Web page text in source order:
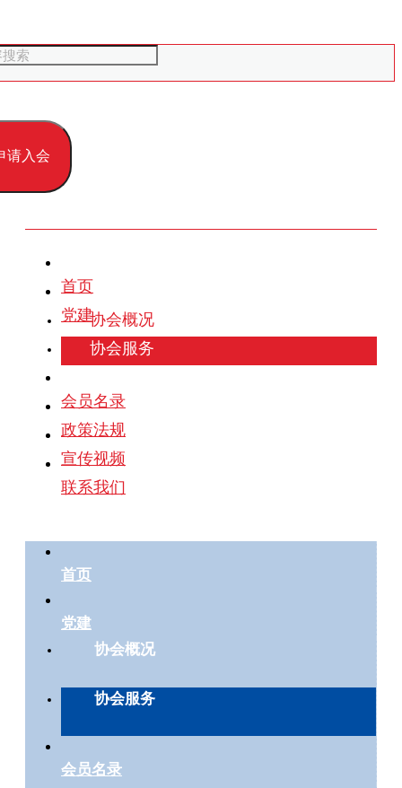
请入会
首页
党建协会概况
协会服务
会员名录
政策法规
宣传视频
联系我们
首页
党建
协会概况
协会服务
会员名录